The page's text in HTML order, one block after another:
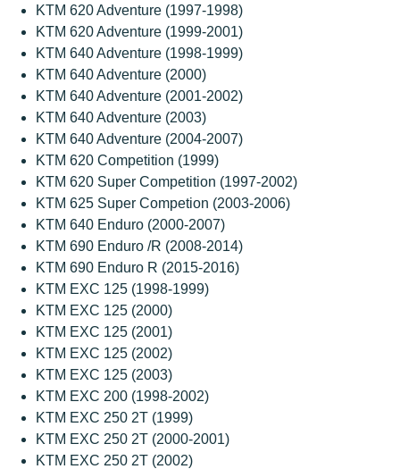
KTM 620 Adventure (1997-1998)
KTM 620 Adventure (1999-2001)
KTM 640 Adventure (1998-1999)
KTM 640 Adventure (2000)
KTM 640 Adventure (2001-2002)
KTM 640 Adventure (2003)
KTM 640 Adventure (2004-2007)
KTM 620 Competition (1999)
KTM 620 Super Competition (1997-2002)
KTM 625 Super Competion (2003-2006)
KTM 640 Enduro (2000-2007)
KTM 690 Enduro /R (2008-2014)
KTM 690 Enduro R (2015-2016)
KTM EXC 125 (1998-1999)
KTM EXC 125 (2000)
KTM EXC 125 (2001)
KTM EXC 125 (2002)
KTM EXC 125 (2003)
KTM EXC 200 (1998-2002)
KTM EXC 250 2T (1999)
KTM EXC 250 2T (2000-2001)
KTM EXC 250 2T (2002)